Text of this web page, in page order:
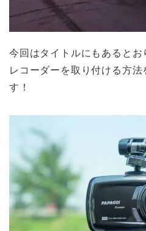
今回はタイトルにもあるとお
レコーダーを取り付ける方法
す！